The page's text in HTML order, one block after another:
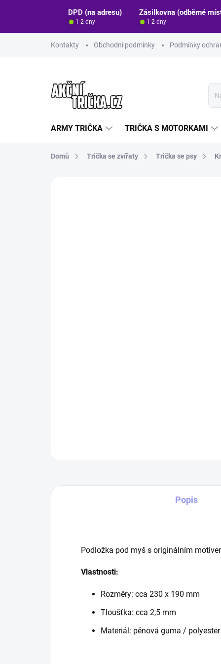
DPD (na adresu) Zásilkovna (odběrné
1-2 dny 1-2 dny
Kontakty Obchodní podmínky Podmínky
ARMY TRIČKA TRIČKA S MOTORKAMI
Domů Trička se zvířaty Trička se psy
Popis
Podložka pod myš s originálním
Vlastnosti:
Rozměry: cca 230 x 190 mm
Tloušťka: cca 2,5 mm
Materiál: pěnová guma / polyester